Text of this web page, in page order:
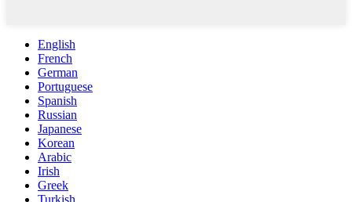
English
French
German
Portuguese
Spanish
Russian
Japanese
Korean
Arabic
Irish
Greek
Turkish